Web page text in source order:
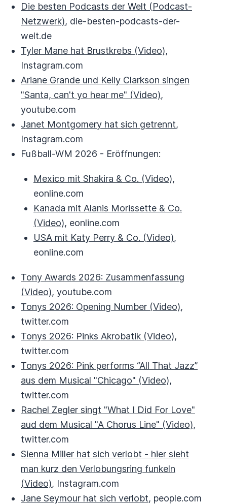
Die besten Podcasts der Welt (Podcast-
Netzwerk), die-besten-podcasts-der-
welt.de
Tyler Mane hat Brustkrebs (Video),
Instagram.com
Ariane Grande und Kelly Clarkson singen
"Santa, can't yo hear me" (Video),
youtube.com
Janet Montgomery hat sich getrennt,
Instagram.com
Fußball-WM 2026 - Eröffnungen:
Mexico mit Shakira & Co. (Video),
eonline.com
Kanada mit Alanis Morissette & Co.
(Video), eonline.com
USA mit Katy Perry & Co. (Video),
eonline.com
Tony Awards 2026: Zusammenfassung
(Video), youtube.com
Tonys 2026: Opening Number (Video),
twitter.com
Tonys 2026: Pinks Akrobatik (Video),
twitter.com
Tonys 2026: Pink performs “All That Jazz”
aus dem Musical "Chicago" (Video),
twitter.com
Rachel Zegler singt "What I Did For Love"
aud dem Musical "A Chorus Line" (Video),
twitter.com
Sienna Miller hat sich verlobt - hier sieht
man kurz den Verlobungsring funkeln
(Video), Instagram.com
Jane Seymour hat sich verlobt, people.com